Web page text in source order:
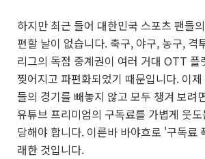
하지만 최근 들어 대한민국 스포츠 팬들
편할 날이 없습니다. 축구, 야구, 농구, 격
리그의 독점 중계권이 여러 거대 OTT 플
찢어지고 파편화되었기 때문입니다. 이
들의 경기를 빼놓지 않고 모두 챙겨 보려
유튜브 프리미엄의 구독료를 가볍게 웃
당해야 합니다. 이른바 바야흐로 '구독료
래한 것입니다.